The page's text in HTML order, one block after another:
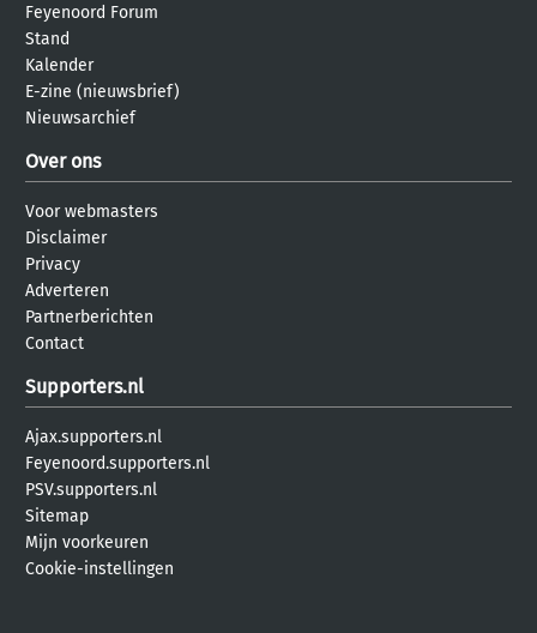
Feyenoord Forum
Stand
Kalender
E-zine (nieuwsbrief)
Nieuwsarchief
Over ons
Voor webmasters
Disclaimer
Privacy
Adverteren
Partnerberichten
Contact
Supporters.nl
Ajax.supporters.nl
Feyenoord.supporters.nl
PSV.supporters.nl
Sitemap
Mijn voorkeuren
Cookie-instellingen